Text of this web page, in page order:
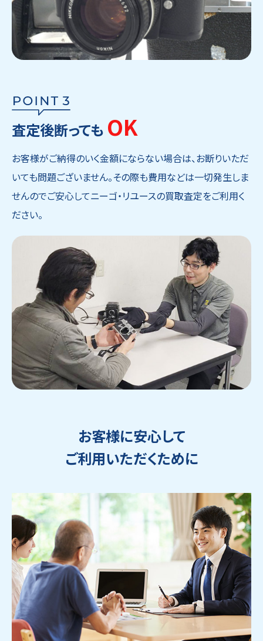
ウェブから1分
かんたん査定見積
フリーダイヤル
0120-1212-25
査定後断っても OK
お客様がご納得のいく金額にならない場合は、お断りいただ
いても問題ございません。その際も費用などは一切発生しま
せんのでご安心してニーゴ・リユースの買取査定をご利用く
ださい。
お客様に安心して
ご利用いただくために